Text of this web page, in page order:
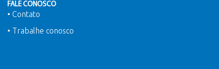
FALE CONOSCO
• Contato
• Trabalhe conosco